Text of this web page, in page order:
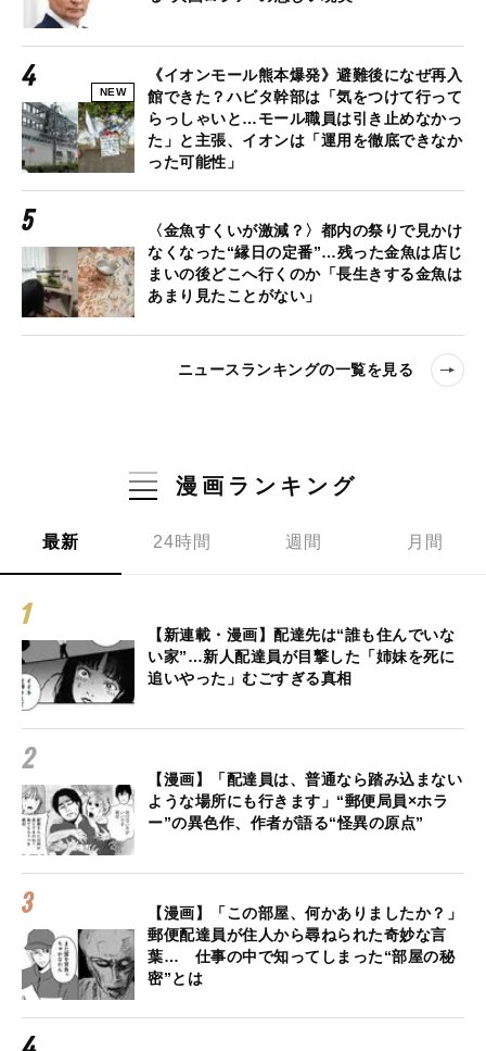
NEW
《イオンモール熊本爆発》避難後になぜ再入
館できた？ハビタ幹部は「気をつけて行って
らっしゃいと…モール職員は引き止めなかっ
た」と主張、イオンは「運用を徹底できなか
った可能性」
〈金魚すくいが激減？〉都内の祭りで見かけ
なくなった“縁日の定番”…残った金魚は店じ
まいの後どこへ行くのか「長生きする金魚は
あまり見たことがない」
ニュースランキングの一覧を見る
漫画ランキング
最新 24時間 週間 月間
【新連載・漫画】配達先は“誰も住んでいな
い家”…新人配達員が目撃した「姉妹を死に
追いやった」むごすぎる真相
【漫画】「配達員は、普通なら踏み込まない
ような場所にも行きます」“郵便局員×ホラ
ー”の異色作、作者が語る“怪異の原点”
【漫画】「この部屋、何かありましたか？」
郵便配達員が住人から尋ねられた奇妙な言
葉… 仕事の中で知ってしまった“部屋の秘
密”とは